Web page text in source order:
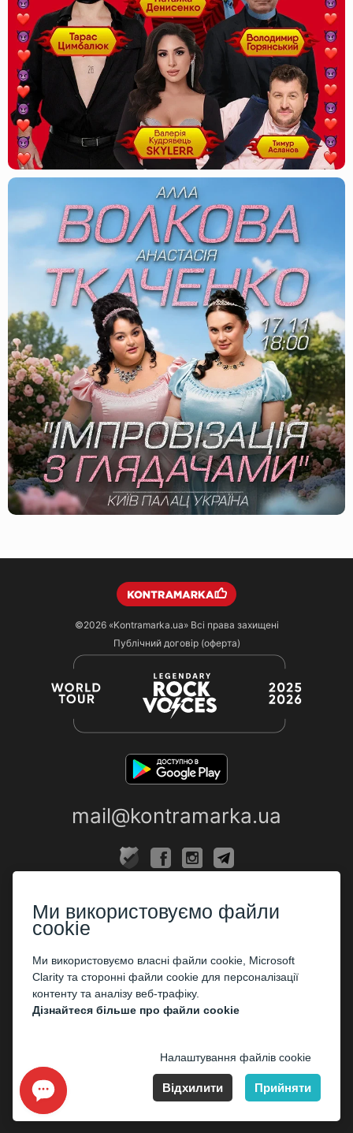
©2026 «Kontramarka.ua»Всі права захищені
Публічний договір (оферта)
mail@kontramarka.ua
Каси
ПАРТНЕРАМ
Організаторам
Корпоративним клієнтам
Ми використовуємо файли
cookie
Ми використовуємо власні файли cookie, Microsoft
Clarity та сторонні файли cookie для персоналізації
контенту та аналізу веб-трафіку.
Дізнайтеся більше про файли cookie
Налаштування файлів cookie
Відхилити Прийняти